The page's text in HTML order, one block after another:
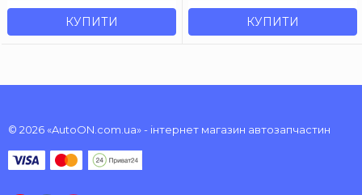
КУПИТИ КУПИТИ
© 2026 «AutoON.com.ua» - інтернет магазин автозапчастин